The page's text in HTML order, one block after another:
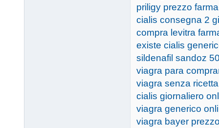
priligy prezzo
cialis consegna 2
compra levitra
existe cialis
sildenafil sandoz
viagra para
viagra senza
cialis giornaliero
viagra generico
viagra bayer